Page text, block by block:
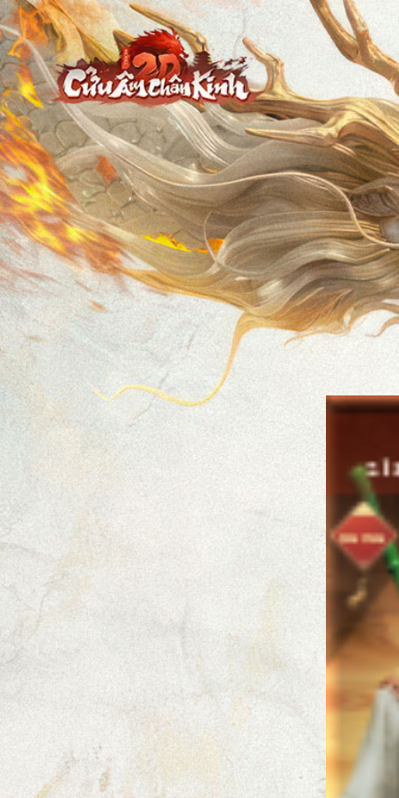
CHÍNH